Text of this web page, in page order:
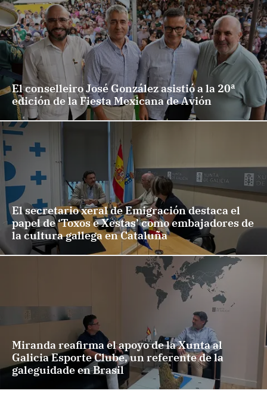
El conselleiro José González asistió a la 20ª
edición de la Fiesta Mexicana de Avión
El secretario xeral de Emigración destaca el
papel de ‘Toxos e Xestas’ como embajadores de
la cultura gallega en Cataluña
Miranda reafirma el apoyo de la Xunta al
Galicia Esporte Clube, un referente de la
galeguidade en Brasil